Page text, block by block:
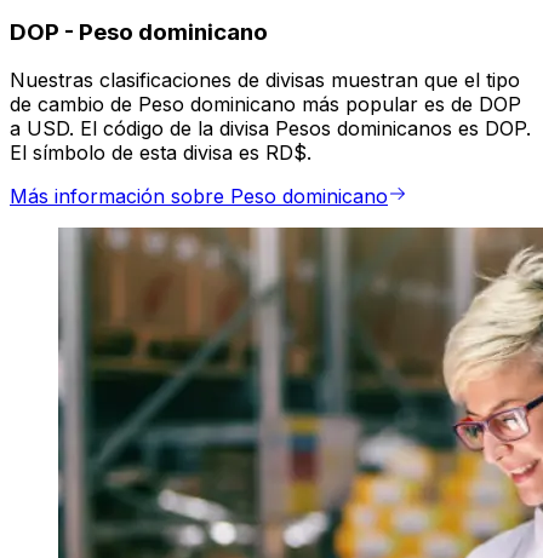
DOP - Peso dominicano
Nuestras clasificaciones de divisas muestran que el tipo
de cambio de Peso dominicano más popular es de DOP
a USD. El código de la divisa Pesos dominicanos es DOP.
El símbolo de esta divisa es RD$.
Más información sobre Peso dominicano